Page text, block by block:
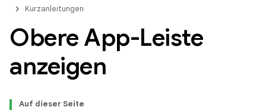
Kurzanleitungen
Obere App-Leiste
anzeigen
Auf dieser Seite